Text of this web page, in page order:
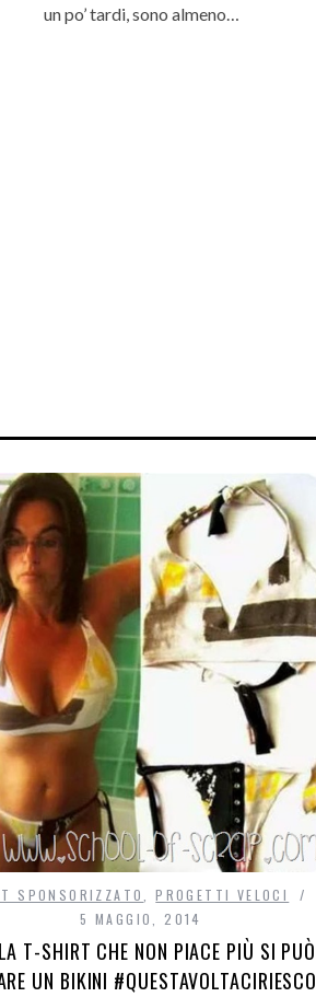
un po’ tardi, sono almeno…
SPONSORIZZATO ,PROGETTI VELOCI
5 MAGGIO, 2014
T-SHIRT CHE NON PIACE PIÙ SI PUÒ
UN BIKINI #QUESTAVOLTACIRIESCO